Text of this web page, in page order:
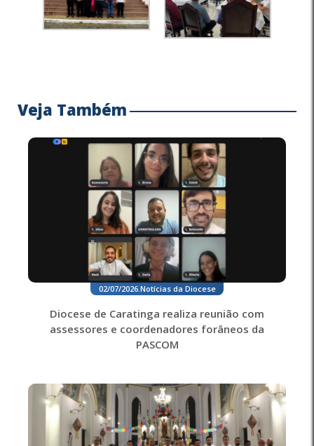
Veja Também
02/07/2026.Notícias da Diocese
Diocese de Caratinga realiza reunião com
assessores e coordenadores forâneos da
PASCOM